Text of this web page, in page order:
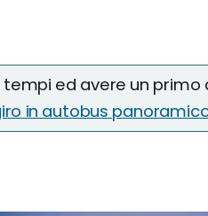
tempi ed avere un primo
in autobus